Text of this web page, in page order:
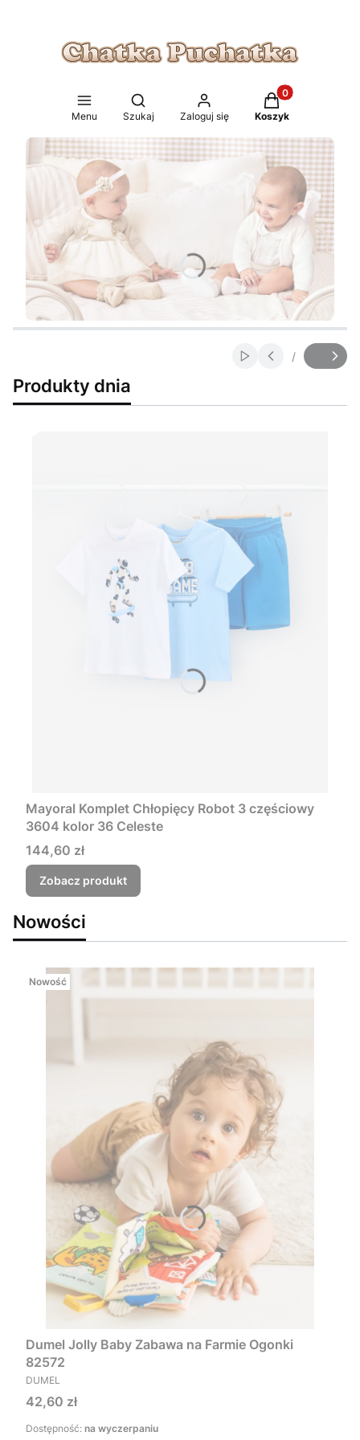
Menu
Otwórz wyszukiwarkę
Szukaj Zaloguj się
Produkty w
Koszyk
Włącz Slajd
/
z
Produkty dnia
Mayoral Komplet Chłopięcy Robot 3 częściowy
3604 kolor 36 Celeste
Cena
144,60 zł
Zobacz produkt
Nowości
Nowość
Dumel Jolly Baby Zabawa na Farmie Ogonki
82572
PRODUCENT
DUMEL
Cena
42,60 zł
Dostępność: na wyczerpaniu